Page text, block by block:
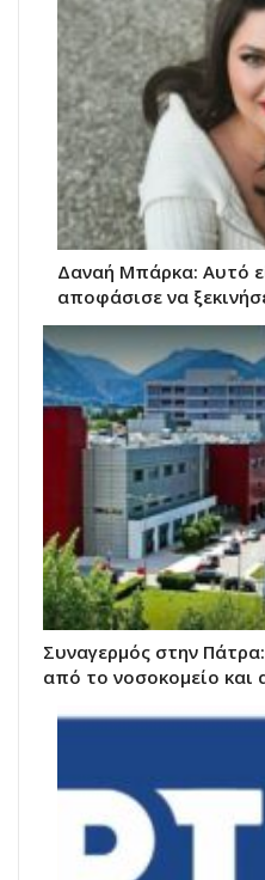
Δαναή Μπάρκα: Αυτό
αποφάσισε να
Συναγερμός στην
από το νοσοκομείο και